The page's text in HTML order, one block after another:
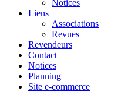
Notices
Liens
Associations
Revues
Revendeurs
Contact
Notices
Planning
Site e-commerce